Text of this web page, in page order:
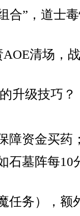
合”，道士
清场，
升级技巧？
障资金买药
石墓阵每10
任务），额